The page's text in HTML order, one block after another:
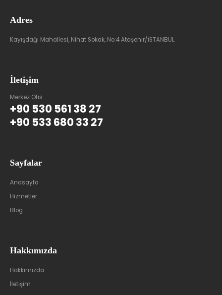
Adres
Kayışdağı Mahallesi, Nihat Sokak, No:4 Ataşehir/İSTANBUL
İletişim
Merkez Ofis
+90 530 561 38 27
+90 533 680 33 27
Sayfalar
Anasayfa
Hizmetler
Blog
Hakkımızda
Hakkımızda
İletişim